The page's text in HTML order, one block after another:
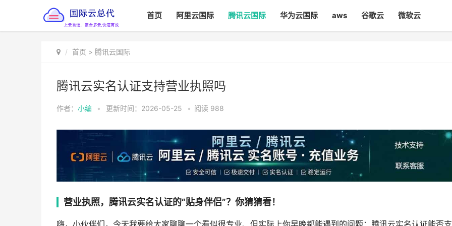
首页 阿里云国际 腾讯云国际 华为云国际 aws 谷歌云 微软云
首页 > 腾讯云国际
腾讯云实名认证支持营业执照吗
作者： 小编 • 更新时间：2026-05-25 • 阅读 988
营业执照，腾讯云实名认证的“贴身伴侣”？你猜猜看！
嗨，小伙伴们，今天我要给大家聊聊一个看似很专业、但实际上你早晚都能遇到的问题：腾讯云实名认证能否